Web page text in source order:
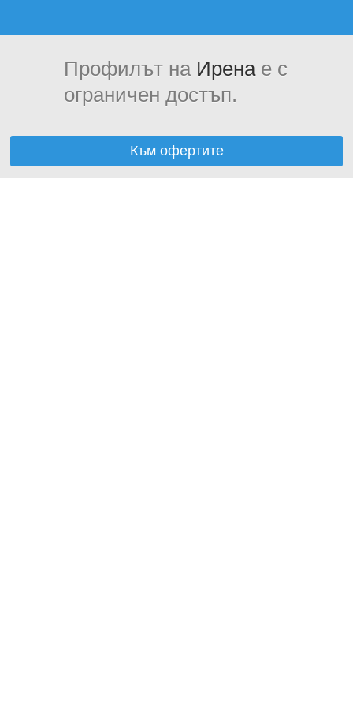
Профилът на Иренае с
ограничен достъп.
Към офертите